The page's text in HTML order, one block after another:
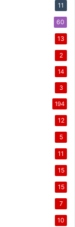
11
60
13
2
14
3
194
12
5
11
15
15
7
10